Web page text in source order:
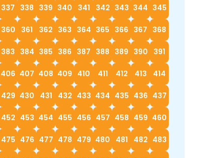
337 338 339 340 341 342 343 344 345
360 361 362 363 364 365 366 367 368
383 384 385 386 387 388 389 390 391
406 407 408 409 410 411 412 413 414
429 430 431 432 433 434 435 436 437
452 453 454 455 456 457 458 459 460
475 476 477 478 479 480 481 482 483